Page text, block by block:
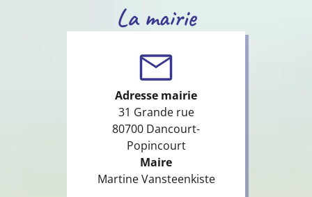
La mairie
Adresse mairie
31 Grande rue
80700 Dancourt-
Popincourt
Maire
Martine Vansteenkiste